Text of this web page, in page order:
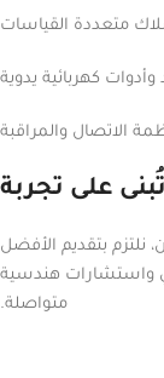
متعددة القياسات
وأدوات كهربائية يدوية
الاتصال والمراقبة
على تجربة
نلتزم بتقديم الأفضل
واستشارات هندسية
متواصلة.